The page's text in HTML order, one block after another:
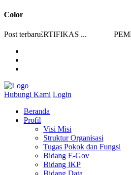
Color
Post terbaru
SERTIFIKAS ...
Hubungi Kami Login
Beranda
Profil
Visi Misi
Struktur Organisasi
Tugas Pokok dan Fungsi
Bidang E-Gov
Bidang IKP
Bidang Data